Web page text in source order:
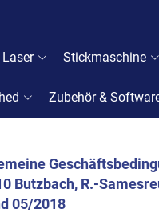
Laser Stickmaschine
Zubehör &
Butzbach, R.-
05/2018